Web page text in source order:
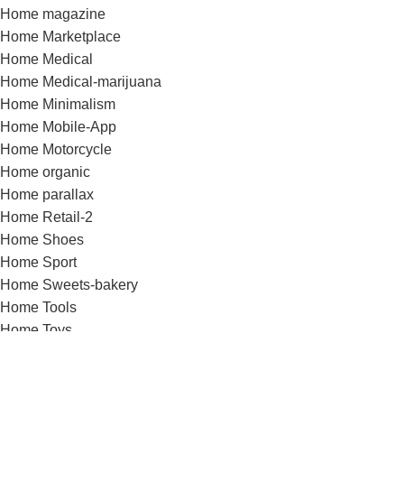
Home magazine
Home Marketplace
Home Medical
Home Medical-marijuana
Home Minimalism
Home Mobile-App
Home Motorcycle
Home organic
Home parallax
Home Retail-2
Home Shoes
Home Sport
Home Sweets-bakery
Home Tools
Home Toys